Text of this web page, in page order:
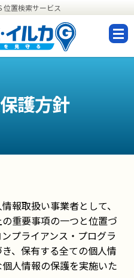
位置検索サービス
設
定
護方針
報取扱い事業者として、
重要事項の一つと位置づ
プライアンス・プログラ
、保有する全ての個人情
人情報の保護を実施いた